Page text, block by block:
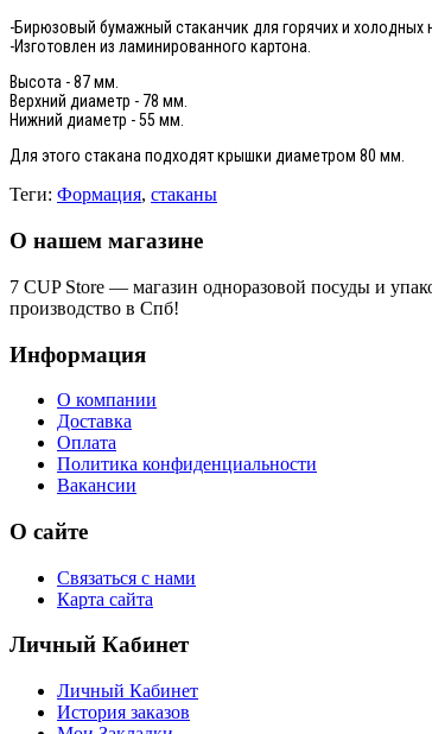
-Бирюзовый бумажный стаканчик для горячих и
-Изготовлен из ламинированного картона.
Высота - 87 мм.
Верхний диаметр - 78 мм.
Нижний диаметр - 55 мм.
Для этого стакана подходят крышки диаметром 80 мм.
Теги: Формация, стаканы
О нашем магазине
7 CUP Store — магазин одноразовой посуды и
производство в Спб!
Информация
О компании
Доставка
Оплата
Политика конфиденциальности
Вакансии
О сайте
Связаться с нами
Карта сайта
Личный Кабинет
Личный Кабинет
История заказов